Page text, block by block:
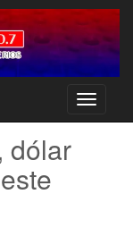
Toggle
dólar